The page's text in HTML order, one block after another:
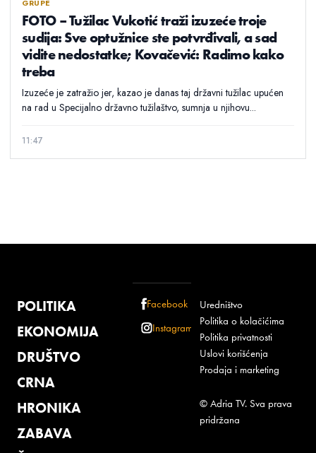
GRUPE
FOTO – Tužilac Vukotić traži izuzeće troje
sudija: Sve optužnice ste potvrđivali, a sad
vidite nedostatke; Kovačević: Radimo kako
treba
Izuzeće je zatražio jer, kazao je danas taj državni tužilac upućen
na rad u Specijalno državno tužilaštvo, sumnja u njihovu...
11:47
POLITIKA
EKONOMIJA
DRUŠTVO
CRNA
HRONIKA
ZABAVA
Facebook
Instagram
Uredništvo
Politika o kolačićima
Politika privatnosti
Uslovi korišćenja
Prodaja i marketing
© Adria TV. Sva prava
pridržana